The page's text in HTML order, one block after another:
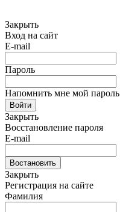
Закрыть
Вход на сайт
E-mail
Пароль
Напомнить мне мой пароль
Войти
Закрыть
Восстановление пароля
E-mail
Востановить
Закрыть
Регистрация на сайте
Фамилия